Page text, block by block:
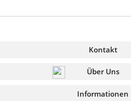
Kontakt
Über Uns
Informationen